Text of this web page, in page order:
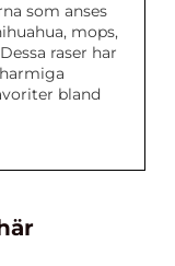
som anses
mops,
raser har
bland